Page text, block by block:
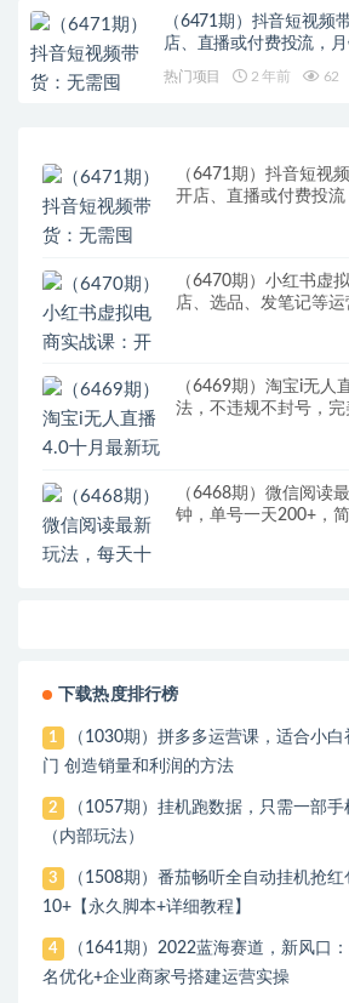
（6471期）抖音短视频
店、直播或付费投流，
热门项目 2 年前 62
（6471期）抖音短视
开店、直播或付费投
（6470期）小红书虚
店、选品、发笔记等
（6469期）淘宝i无人
法，不违规不封号，完
（6468期）微信阅读
钟，单号一天200+，
下载热度排行榜
1
（1030期）拼多多运营课，适合小
门 创造销量和利润的方法
2
（1057期）挂机跑数据，只需一部
（内部玩法）
3
（1508期）番茄畅听全自动挂机抢
10+【永久脚本+详细教程】
4
（1641期）2022蓝海赛道，新风口
名优化+企业商家号搭建运营实操